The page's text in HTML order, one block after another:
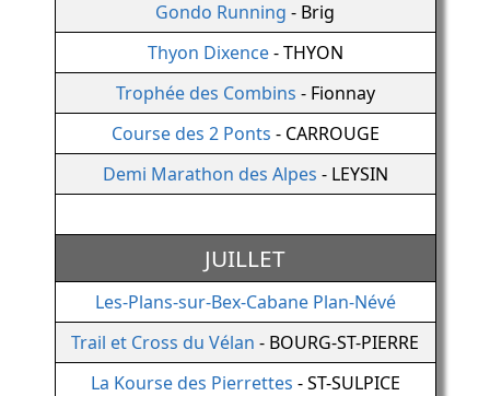
Gondo Running - Brig
Thyon Dixence- THYON
Trophée des Combins - Fionnay
Course des 2 Ponts - CARROUGE
Demi Marathon des Alpes - LEYSIN
JUILLET
Les-Plans-sur-Bex-Cabane Plan-Névé
Trail et Cross du Vélan - BOURG-ST-PIERRE
La Kourse des Pierrettes - ST-SULPICE